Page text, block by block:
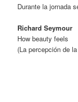
Durante la jornada
Richard Seymour
How beauty feels
(La percepción de